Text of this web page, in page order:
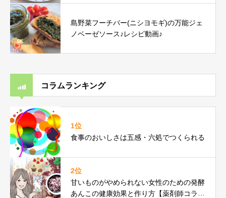
島野菜フーチバー(ニシヨモギ)の万能ジェ
ノベーゼソース♪レシピ動画♪
コラムランキング
1位
食事のおいしさは五感・六処でつくられる
2位
甘いものがやめられない女性のための発酵
あんこの健康効果と作り方【薬剤師コラ